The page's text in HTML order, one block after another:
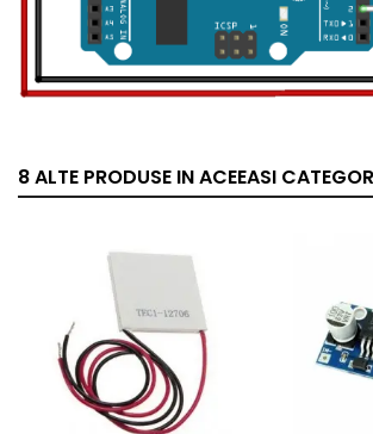
8 ALTE PRODUSE IN ACEEASI